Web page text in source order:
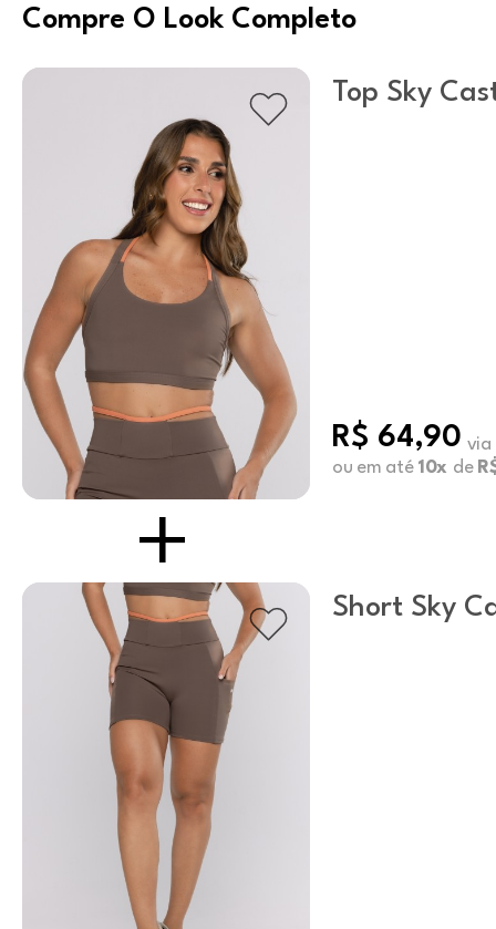
Compre O Look Completo
Top Sky
R$ 64,90 via
ou em até 10x de
Short Sky